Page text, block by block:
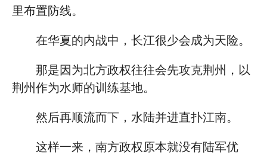
里布置防线。
在华夏的内战中，长江很少会成为天险。
那是因为北方政权往往会先攻克荆州，以
荆州作为水师的训练基地。
然后再顺流而下，水陆并进直扑江南。
这样一来，南方政权原本就没有陆军优